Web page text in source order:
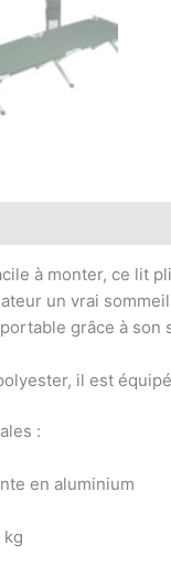
à monter, ce lit
un vrai
grâce à son
il est
:
en aluminium
kg